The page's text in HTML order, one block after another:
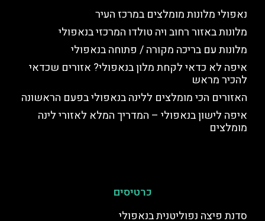
נאפולי מלונות מומלצים במרכז העיר
מלונות באזור רחוב ויה טולדו המרכזי בנאפולי
מלונות עם בריכה מקורה / פתוחה בנאפולי
איפה לא כדאי לקחת מלון בנאפולי? אזורים שכדאי
להכיר מראש
האזורים הכי מומלצים ללינה בנאפולי בפעם הראשונה
איפה לישון בנאפולי – המדריך המלא לאזורי לינה
מומלצים
כרטיסים
סדנת פיצה נפוליטנית בנאפולי